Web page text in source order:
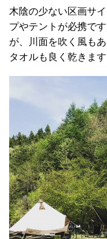
木陰の少ない区画サ
プやテントが必携で
が、川面を吹く風も
タオルも良く乾きます